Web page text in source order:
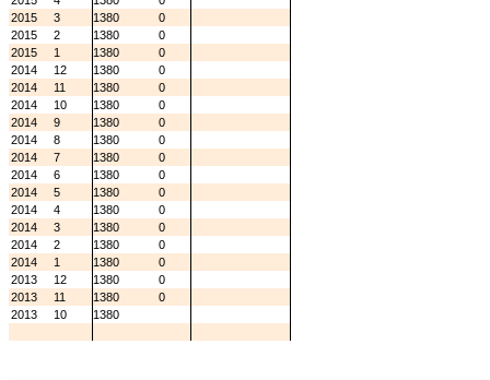
2015
3 1380
0
2015
2 1380
0
2015
1 1380
0
2014
12 1380
0
2014
11 1380
0
2014
10 1380
0
2014
9 1380
0
2014
8 1380
0
2014
7 1380
0
2014
6 1380
0
2014
5 1380
0
2014
4 1380
0
2014
3 1380
0
2014
2 1380
0
2014
1 1380
0
2013
12 1380
0
2013
11 1380
0
2013
10 1380